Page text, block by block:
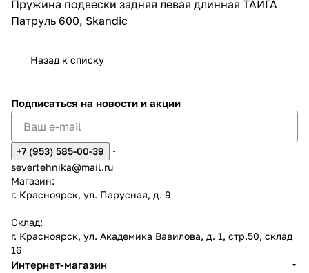
Пружина подвески задняя левая длинная ТАЙГА
Патруль 600, Skandic
Назад к списку
Подписаться на новости и акции
+7 (953) 585-00-39
severtehnika@mail.ru
Магазин:
г. Красноярск, ул. Парусная, д. 9
Склад:
г. Красноярск, ул. Академика Вавилова, д. 1, стр.50, склад
16
Интернет-магазин